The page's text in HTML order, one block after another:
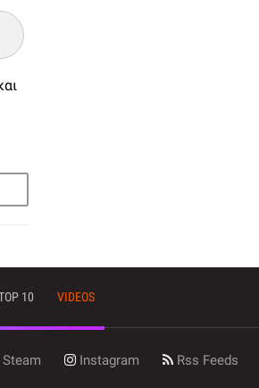
10 VIDEOS
Instagram Rss Feeds